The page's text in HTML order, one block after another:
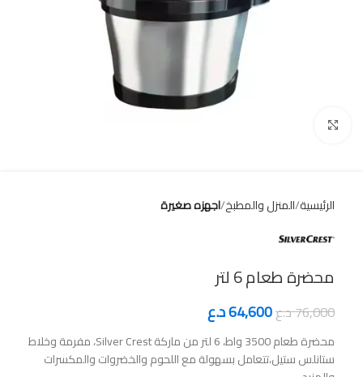
الرئيسية المنزل والمطبخ اجهزه صغيرة
محضرة طعام 6 لتر
76,000د.ع64,600د.ع
محضرة طعام 3500 واط، 6 لتر من ماركة Silver Crest، مفرمة وخلاط
ستانلس ستيل،تتعامل بسهولة مع اللحوم والخضروات والمكسرات